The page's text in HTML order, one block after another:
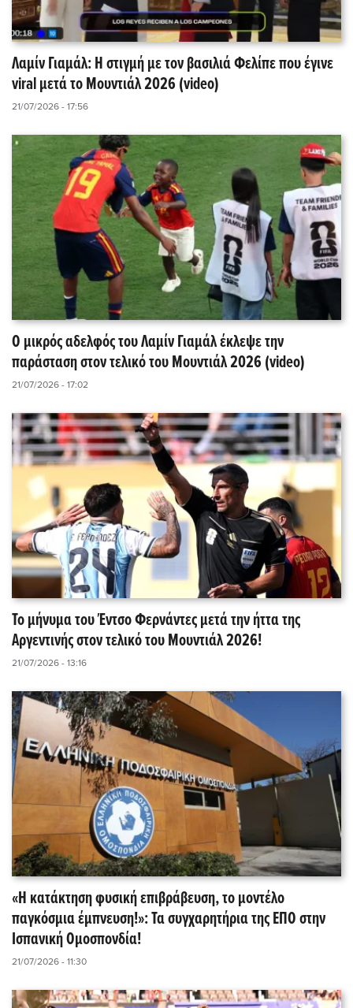
Λαμίν Γιαμάλ: Η στιγμή με τον βασιλιά Φελίπε που έγινε
viral μετά το Μουντιάλ 2026 (video)
21/07/2026 - 17:56
Ο μικρός αδελφός του Λαμίν Γιαμάλ έκλεψε την
παράσταση στον τελικό του Μουντιάλ 2026 (video)
21/07/2026 - 17:02
Το μήνυμα του Έντσο Φερνάντες μετά την ήττα της
Αργεντινής στον τελικό του Μουντιάλ 2026!
21/07/2026 - 13:16
«Η κατάκτηση φυσική επιβράβευση, το μοντέλο
παγκόσμια έμπνευση!»: Τα συγχαρητήρια της ΕΠΟ στην
Ισπανική Ομοσπονδία!
21/07/2026 - 11:30